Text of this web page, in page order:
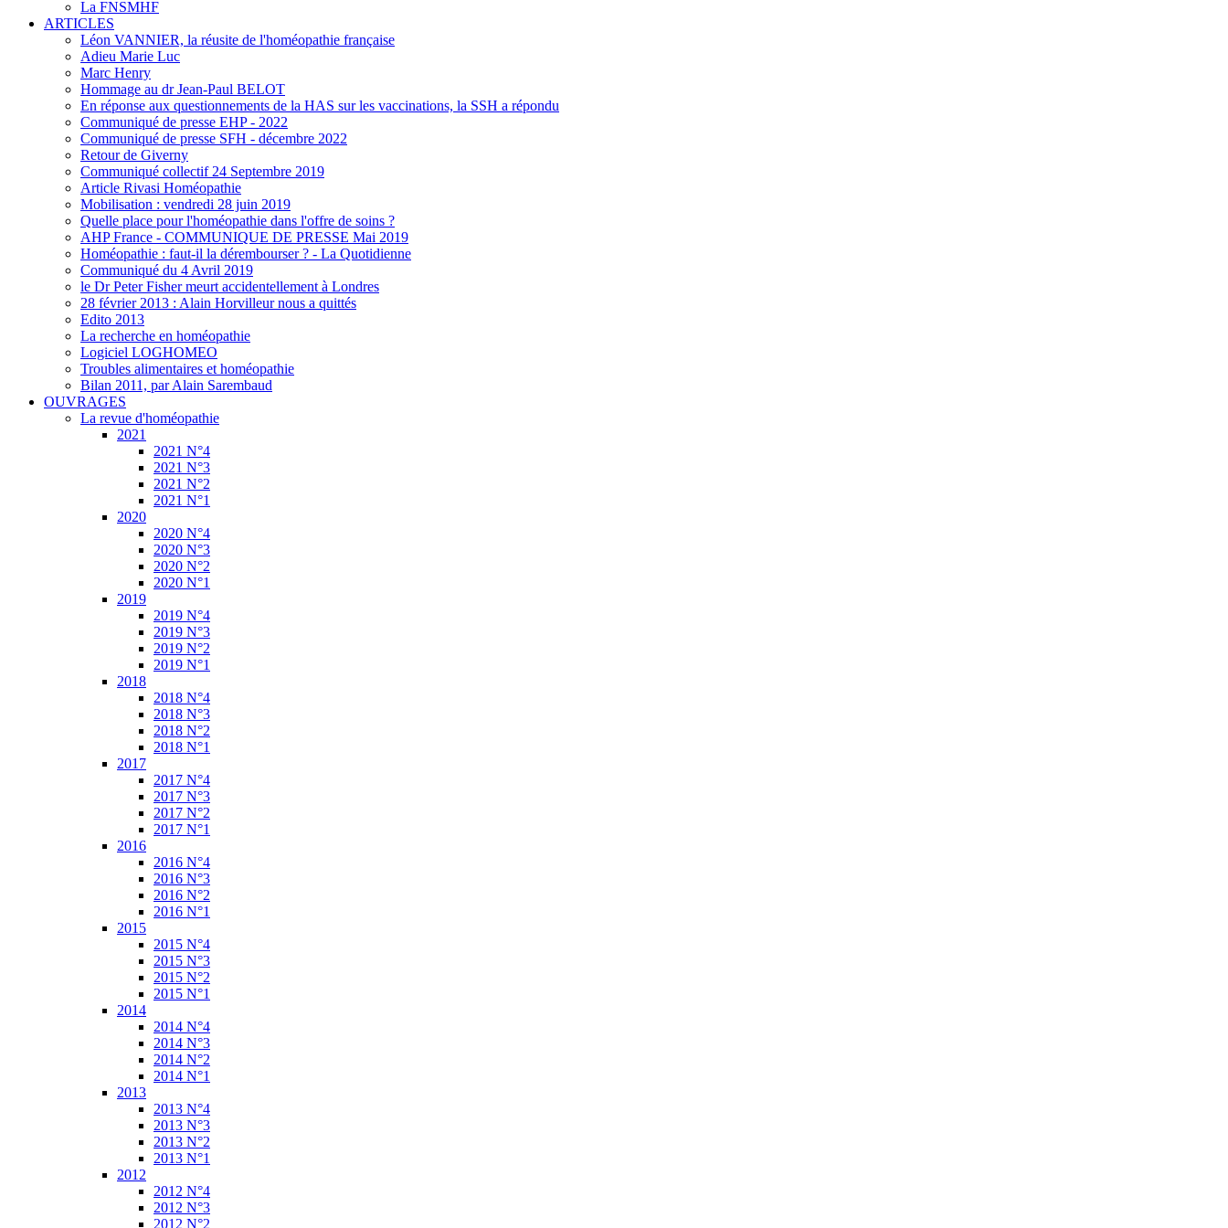
La FNSMHF
ARTICLES
Léon VANNIER, la réusite de l'homéopathie française
Adieu Marie Luc
Marc Henry
Hommage au dr Jean-Paul BELOT
En réponse aux questionnements de la HAS sur les vaccinations, la SSH a répondu
Communiqué de presse EHP - 2022
Communiqué de presse SFH - décembre 2022
Retour de Giverny
Communiqué collectif 24 Septembre 2019
Article Rivasi Homéopathie
Mobilisation : vendredi 28 juin 2019
Quelle place pour l'homéopathie dans l'offre de soins ?
AHP France - COMMUNIQUE DE PRESSE Mai 2019
Homéopathie : faut-il la dérembourser ? - La Quotidienne
Communiqué du 4 Avril 2019
le Dr Peter Fisher meurt accidentellement à Londres
28 février 2013 : Alain Horvilleur nous a quittés
Edito 2013
La recherche en homéopathie
Logiciel LOGHOMEO
Troubles alimentaires et homéopathie
Bilan 2011, par Alain Sarembaud
OUVRAGES
La revue d'homéopathie
2021
2021 N°4
2021 N°3
2021 N°2
2021 N°1
2020
2020 N°4
2020 N°3
2020 N°2
2020 N°1
2019
2019 N°4
2019 N°3
2019 N°2
2019 N°1
2018
2018 N°4
2018 N°3
2018 N°2
2018 N°1
2017
2017 N°4
2017 N°3
2017 N°2
2017 N°1
2016
2016 N°4
2016 N°3
2016 N°2
2016 N°1
2015
2015 N°4
2015 N°3
2015 N°2
2015 N°1
2014
2014 N°4
2014 N°3
2014 N°2
2014 N°1
2013
2013 N°4
2013 N°3
2013 N°2
2013 N°1
2012
2012 N°4
2012 N°3
2012 N°2